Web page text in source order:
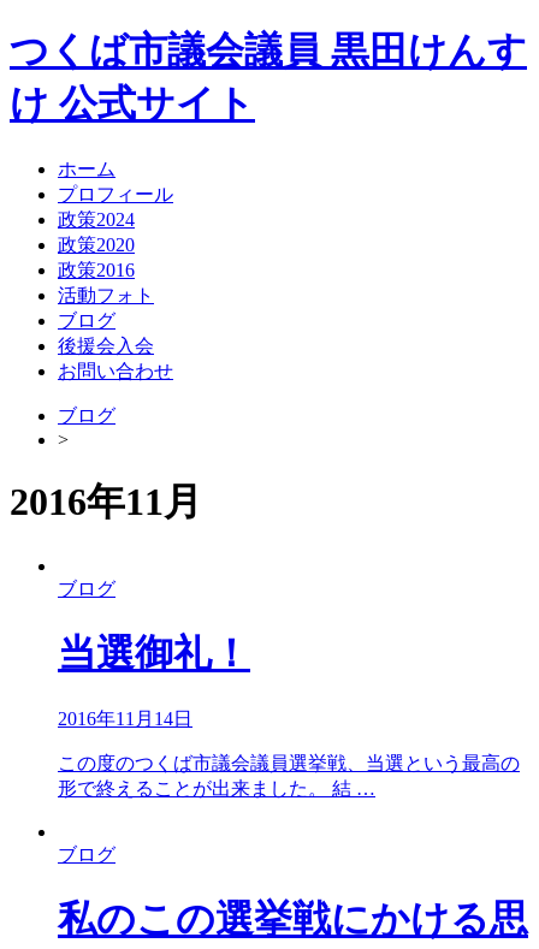
つくば市議会議員 黒田けんす
け 公式サイト
ホーム
プロフィール
政策2024
政策2020
政策2016
活動フォト
ブログ
後援会入会
お問い合わせ
ブログ
>
2016年11月
ブログ
当選御礼！
2016年11月14日
この度のつくば市議会議員選挙戦、当選という最高の
形で終えることが出来ました。 結 …
ブログ
私のこの選挙戦にかける思